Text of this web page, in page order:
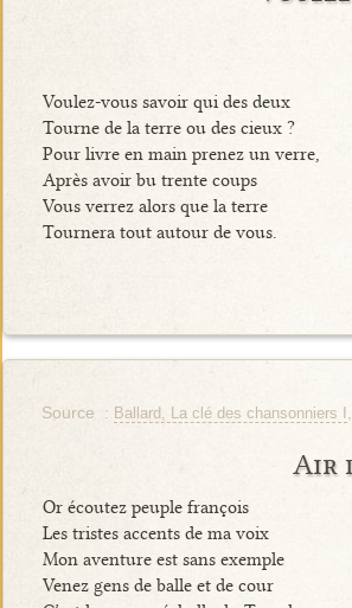
Voulez-vous savoir qui des deux
Tourne de la terre ou des cieux ?
Pour livre en main prenez un verre,
Après avoir bu trente coups
Vous verrez alors que la terre
Tournera tout autour de vous.
Source : Ballard, La clé des chansonniers I
Air
Or écoutez peuple françois
Les tristes accents de ma voix
Mon aventure est sans exemple
Venez gens de balle et de cour